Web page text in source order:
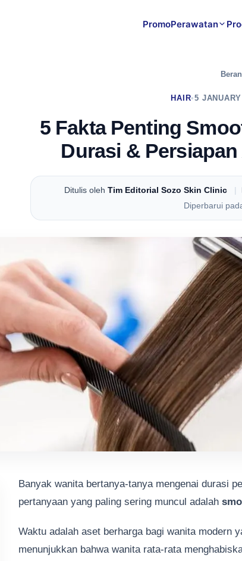
PromoPerawatan
HAIR•5
5 Fakta Penting
Durasi &
Ditulis oleh Tim Editorial Sozo Skin Clinic |
Diperbarui
Banyak wanita bertanya-tanya mengenai durasi
pertanyaan yang paling sering muncul adalah
Waktu adalah aset berharga bagi wanita modern
menunjukkan bahwa wanita rata-rata